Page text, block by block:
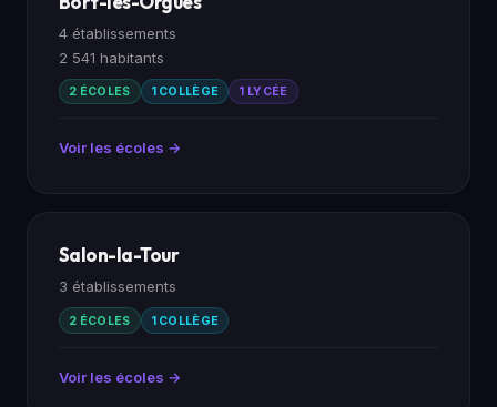
4 établissements
2 541 habitants
2 ÉCOLES 1 COLLÈGE 1 LYCÉE
Voir les écoles →
Salon-la-Tour
3 établissements
2 ÉCOLES 1 COLLÈGE
Voir les écoles →